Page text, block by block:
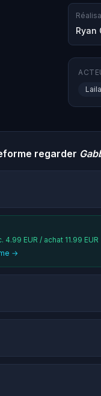
Ryan
regarder
EUR / achat 11.99 EUR
→